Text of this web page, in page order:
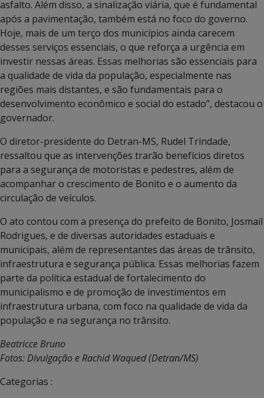
asfalto. Além disso, a sinalização viária, que é fundamental
após a pavimentação, também está no foco do governo.
Hoje, mais de um terço dos municípios ainda carecem
desses serviços essenciais, o que reforça a urgência em
investir nessas áreas. Essas melhorias são essenciais para
a qualidade de vida da população, especialmente nas
regiões mais distantes, e são fundamentais para o
desenvolvimento econômico e social do estado”, destacou o
governador.
O diretor-presidente do Detran-MS, Rudel Trindade,
ressaltou que as intervenções trarão benefícios diretos
para a segurança de motoristas e pedestres, além de
acompanhar o crescimento de Bonito e o aumento da
circulação de veículos.
O ato contou com a presença do prefeito de Bonito, Josmail
Rodrigues, e de diversas autoridades estaduais e
municipais, além de representantes das áreas de trânsito,
infraestrutura e segurança pública. Essas melhorias fazem
parte da política estadual de fortalecimento do
municipalismo e de promoção de investimentos em
infraestrutura urbana, com foco na qualidade de vida da
população e na segurança no trânsito.
Beatricce Bruno
Fotos: Divulgação e Rachid Waqued (Detran/MS)
Categorias :